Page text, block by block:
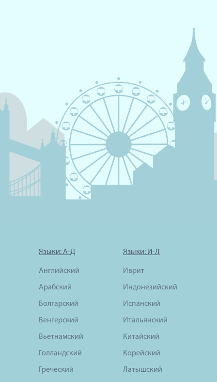
Языки: А-Д
Английский
Арабский
Болгарский
Венгерский
Вьетнамский
Голландский
Греческий
Языки: И-Л
Иврит
Индонезийский
Испанский
Итальянский
Китайский
Корейский
Латышский